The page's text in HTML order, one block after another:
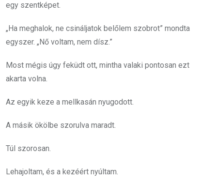
egy szentképet.
„Ha meghalok, ne csináljatok belőlem szobrot” mondta
egyszer. „Nő voltam, nem dísz.”
Most mégis úgy feküdt ott, mintha valaki pontosan ezt
akarta volna.
Az egyik keze a mellkasán nyugodott.
A másik ökölbe szorulva maradt.
Túl szorosan.
Lehajoltam, és a kezéért nyúltam.